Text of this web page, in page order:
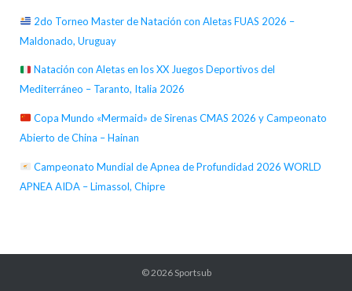
2do Torneo Master de Natación con Aletas FUAS 2026 –
Maldonado, Uruguay
Natación con Aletas en los XX Juegos Deportivos del
Mediterráneo – Taranto, Italia 2026
Copa Mundo «Mermaid» de Sirenas CMAS 2026 y Campeonato
Abierto de China – Hainan
Campeonato Mundial de Apnea de Profundidad 2026 WORLD
APNEA AIDA – Limassol, Chipre
© 2026 Sportsub